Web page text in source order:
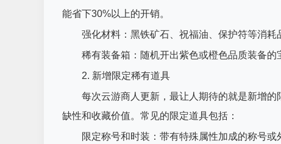
能省下30%以上的开销。
强化材料：黑铁矿石、祝福油、保护符等消耗
稀有装备箱：随机开出紫色或橙色品质装备的
2. 新增限定稀有道具
每次云游商人更新，最让人期待的就是新增
缺性和收藏价值。常见的限定道具包括：
限定称号和时装：带有特殊属性加成的称号